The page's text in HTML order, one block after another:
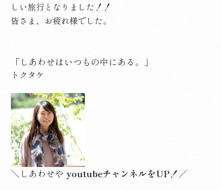
しい旅行となりました！！
皆さま、お疲れ様でした。
「しあわせはいつもの中にある。」
トクタケ
＼しあわせやyoutubeチャンネルをUP！／